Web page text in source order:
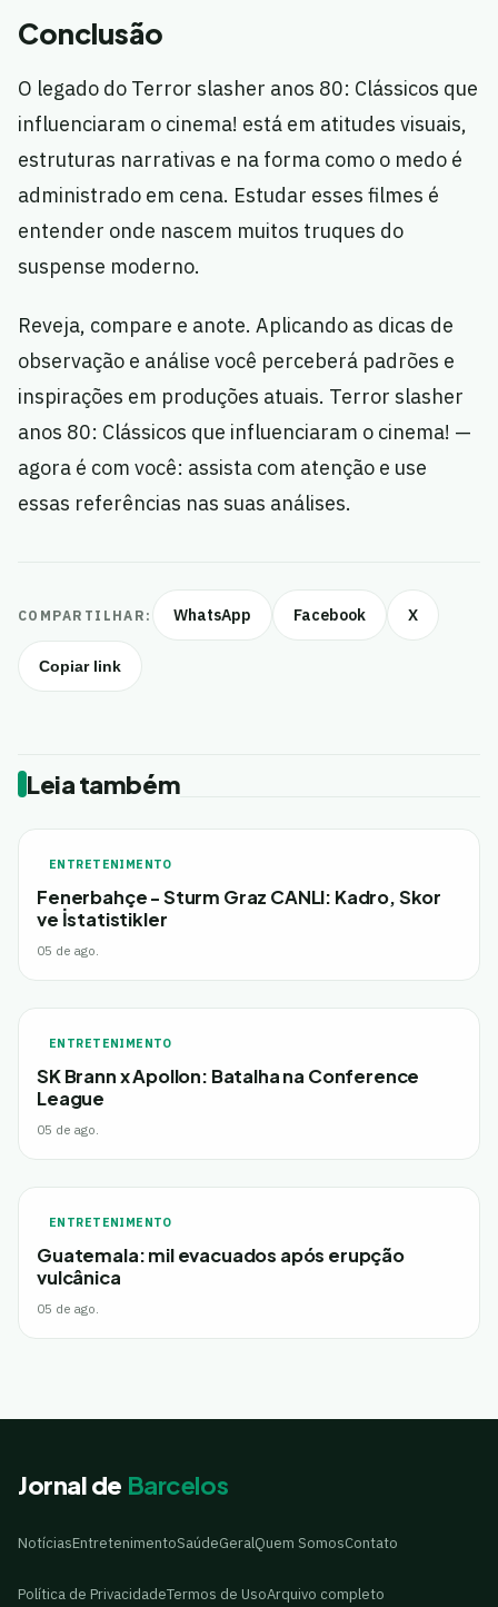
Conclusão
O legado do Terror slasher anos 80: Clássicos que
influenciaram o cinema! está em atitudes visuais,
estruturas narrativas e na forma como o medo é
administrado em cena. Estudar esses filmes é
entender onde nascem muitos truques do
suspense moderno.
Reveja, compare e anote. Aplicando as dicas de
observação e análise você perceberá padrões e
inspirações em produções atuais. Terror slasher
anos 80: Clássicos que influenciaram o cinema! —
agora é com você: assista com atenção e use
essas referências nas suas análises.
COMPARTILHAR: WhatsApp Facebook X
Copiar link
Leia também
ENTRETENIMENTO
Fenerbahçe - Sturm Graz CANLI: Kadro, Skor
ve İstatistikler
05 de ago.
ENTRETENIMENTO
SK Brann x Apollon: Batalha na Conference
League
05 de ago.
ENTRETENIMENTO
Guatemala: mil evacuados após erupção
vulcânica
05 de ago.
Jornal de Barcelos
NotíciasEntretenimentoSaúdeGeralQuem SomosContato
Política de PrivacidadeTermos de UsoArquivo completo